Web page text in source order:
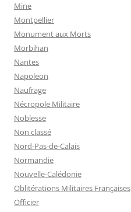
Mine
Montpellier
Monument aux Morts
Morbihan
Nantes
Napoleon
Naufrage
Nécropole Militaire
Noblesse
Non classé
Nord-Pas-de-Calais
Normandie
Nouvelle-Calédonie
Oblitérations Militaires Françaises
Officier